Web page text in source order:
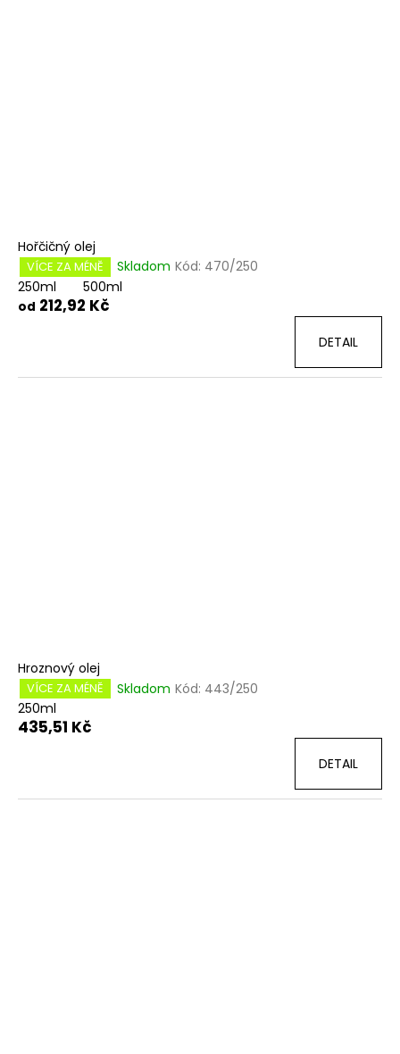
Hořčičný olej
VÍCE ZA MÉNĚ Skladom Kód: 470/250
250ml
500ml
od 212,92 Kč
DETAIL
Hroznový olej
VÍCE ZA MÉNĚ Skladom Kód: 443/250
250ml
435,51 Kč
DETAIL